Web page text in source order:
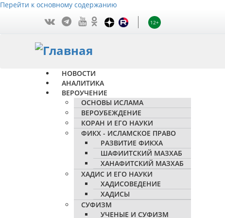
Перейти к основному содержанию
12+
НОВОСТИ
АНАЛИТИКА
ВЕРОУЧЕНИЕ
ОСНОВЫ ИСЛАМА
ВЕРОУБЕЖДЕНИЕ
КОРАН И ЕГО НАУКИ
ФИКХ - ИСЛАМСКОЕ ПРАВО
РАЗВИТИЕ ФИКХА
ШАФИИТСКИЙ МАЗХАБ
ХАНАФИТСКИЙ МАЗХАБ
ХАДИС И ЕГО НАУКИ
ХАДИСОВЕДЕНИЕ
ХАДИСЫ
СУФИЗМ
УЧЕНЫЕ И СУФИЗМ